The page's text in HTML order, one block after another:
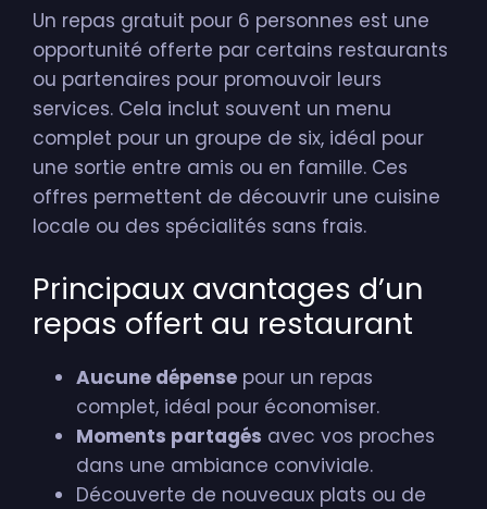
Un repas gratuit pour 6 personnes est une
opportunité offerte par certains restaurants
ou partenaires pour promouvoir leurs
services. Cela inclut souvent un menu
complet pour un groupe de six, idéal pour
une sortie entre amis ou en famille. Ces
offres permettent de découvrir une cuisine
locale ou des spécialités sans frais.
Principaux avantages d’un
repas offert au restaurant
Aucune dépense pour un repas
complet, idéal pour économiser.
Moments partagés avec vos proches
dans une ambiance conviviale.
Découverte de nouveaux plats ou de